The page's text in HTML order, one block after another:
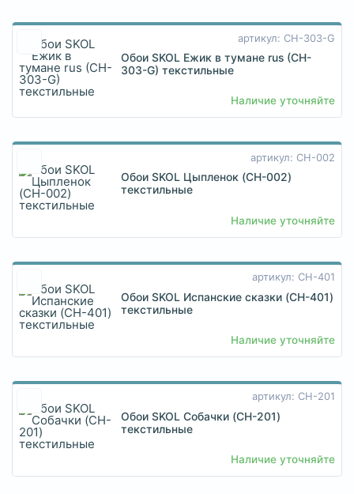
артикул: CH-303-G
Обои SKOL Ежик в тумане rus (CH-
303-G) текстильные
Наличие уточняйте
артикул: CH-002
Обои SKOL Цыпленок (CH-002)
текстильные
Наличие уточняйте
артикул: CH-401
Обои SKOL Испанские сказки (CH-401)
текстильные
Наличие уточняйте
артикул: CH-201
Обои SKOL Собачки (CH-201)
текстильные
Наличие уточняйте